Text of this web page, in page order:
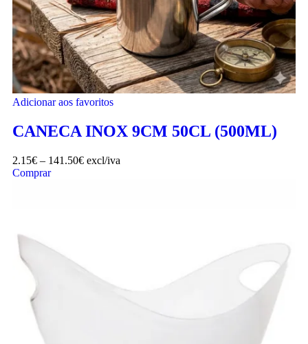
Adicionar aos favoritos
CANECA INOX 9CM 50CL (500ML)
2.15€ – 141.50€ excl/iva
Comprar